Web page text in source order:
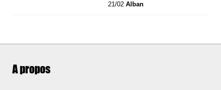
21/02Alban
A propos